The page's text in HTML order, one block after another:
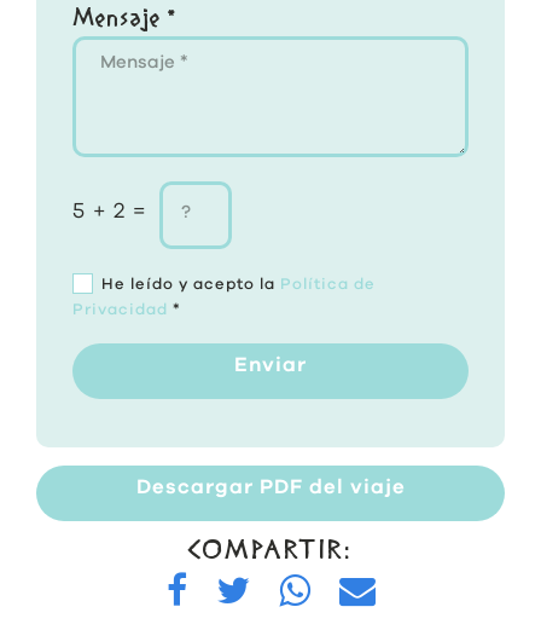
Mensaje *
5 + 2 =
He leído y acepto la Política de
Privacidad *
Enviar
Descargar PDF del viaje
COMPARTIR: